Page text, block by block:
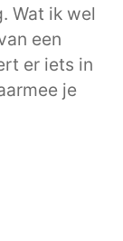
Wat ik wel
een
er iets in
je